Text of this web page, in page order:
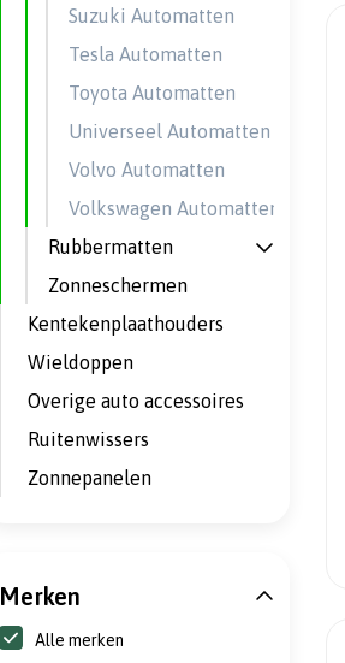
Suzuki Automatten
Tesla Automatten
Toyota Automatten
Universeel Automatten
Volvo Automatten
Volkswagen Automatten
Rubbermatten
Zonneschermen
Kentekenplaathouders
Wieldoppen
Overige auto accessoires
Ruitenwissers
Zonnepanelen
Merken
Alle merken